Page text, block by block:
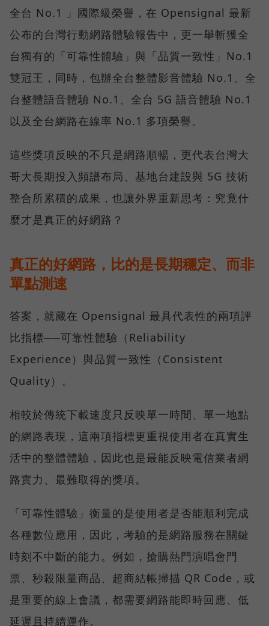
全台 No.1 」國際級榮譽，在 Opensignal 最新
公布的台灣行動網路體驗報告中，更一舉斬獲全
台獨有的「可靠性體驗」與「品質一致性」No.1
雙冠王，同時，包辦全台整體影音體驗 No.1、全
台整體語音體驗 No.1、全台 5G 語音體驗 No.1
以及全台網路在線率 No.1 多項榮譽。
這些獎項反映的不只是網路順暢，更代表台灣大
哥大長期投入頻譜布局、基地台建設與 5G 技術
整合所累積的成果，也讓外界重新思考：究竟什
麼才是真正的好網路？
真正的好網路，比的是長期穩定、而非
單點測速
答案，就藏在 Opensignal 最具代表性的兩項評
比指標──可靠性體驗（Reliability
Experience）與品質一致性（Consistent
Quality）。
相較於傳統下載速度只反映單一時間、單一地點
的網路表現，這兩項指標更重視使用者在真實生
活中的整體體驗，因此也是最能反映電信業者網
路實力、最難取得的獎項。
「可靠性體驗」衡量的是使用者是否能順利完成
各種數位應用，因此，考驗的是網路服務在關鍵
時刻不中斷的能力。例如，搶購熱門演唱會門
票、秒殺限量商品、超商結帳掃描 QR Code，或
是重要的線上會議，都需要網路能即時回應、低
延遲且持續運作。